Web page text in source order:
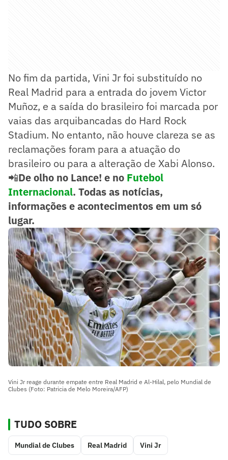
No fim da partida, Vini Jr foi substituído no
Real Madrid para a entrada do jovem Victor
Muñoz, e a saída do brasileiro foi marcada por
vaias das arquibancadas do Hard Rock
Stadium. No entanto, não houve clareza se as
reclamações foram para a atuação do
brasileiro ou para a alteração de Xabi Alonso.
📲De olho no Lance! e no Futebol
Internacional. Todas as notícias,
informações e acontecimentos em um só
lugar.
Vini Jr reage durante empate entre Real Madrid e Al-Hilal, pelo Mundial de
Clubes (Foto: Patricia de Melo Moreira/AFP)
TUDO SOBRE
Mundial de Clubes Real Madrid Vini Jr